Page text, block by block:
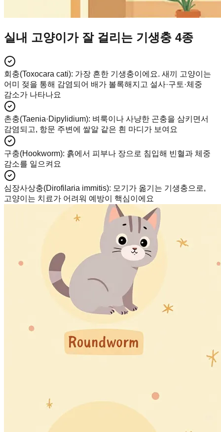
실내 고양이가 잘 걸리는 기생충 4종
회충(Toxocara cati): 가장 흔한 기생충이에요. 새끼 고양이는
어미 젖을 통해 감염되어 배가 볼록해지고 설사·구토·체중
감소가 나타나요
촌충(Taenia·Dipylidium): 벼룩이나 사냥한 곤충을 삼키면서
감염되고, 항문 주변에 쌀알 같은 흰 마디가 보여요
구충(Hookworm): 흙에서 피부나 장으로 침입해 빈혈과 체중
감소를 일으켜요
심장사상충(Dirofilaria immitis): 모기가 옮기는 기생충으로,
고양이는 치료가 어려워 예방이 핵심이에요